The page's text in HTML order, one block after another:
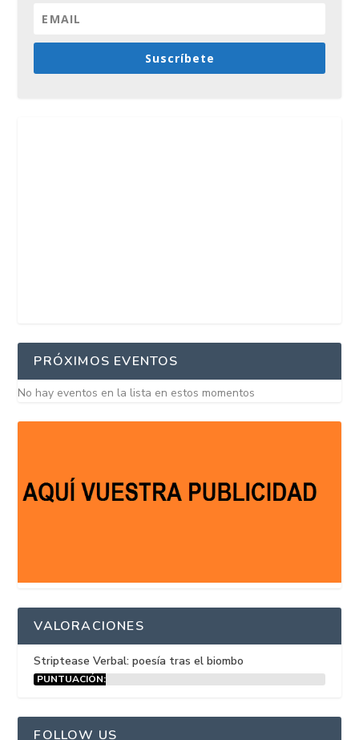
Suscríbete
PRÓXIMOS EVENTOS
No hay eventos en la lista en estos momentos
VALORACIONES
Striptease Verbal: poesía tras el biombo
PUNTUACIÓN:
FOLLOW US